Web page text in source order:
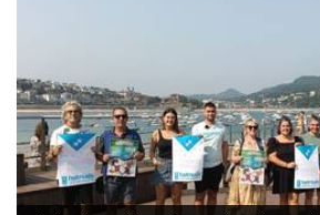
Dei egiten diegu donostiarrei eta
abuztuaren 14ko mobilizazioan